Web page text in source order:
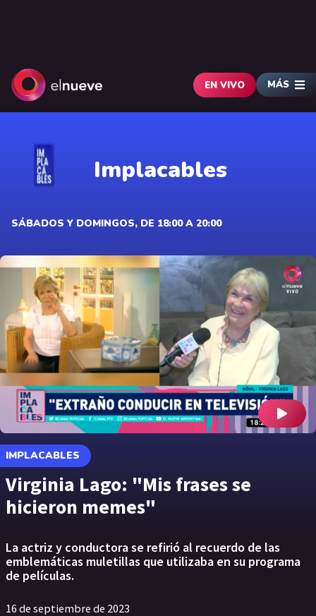
EN VIVO MÁS
Implacables
SÁBADOS Y DOMINGOS, DE 18:00 A 20:00
IMPLACABLES
Virginia Lago: "Mis frases se
hicieron memes"
La actriz y conductora se refirió al recuerdo de las
emblemáticas muletillas que utilizaba en su programa
de películas.
16 de septiembre de 2023